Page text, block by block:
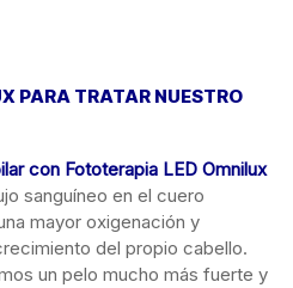
PARA TRATAR NUESTRO
con Fototerapia LED Omnilux
sanguíneo en el cuero
mayor oxigenación y
del propio cabello.
un pelo mucho más fuerte y